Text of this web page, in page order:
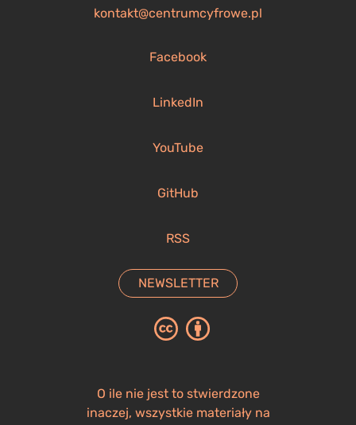
kontakt@centrumcyfrowe.pl
Facebook
LinkedIn
YouTube
GitHub
RSS
NEWSLETTER
O ile nie jest to stwierdzone
inaczej, wszystkie materiały na